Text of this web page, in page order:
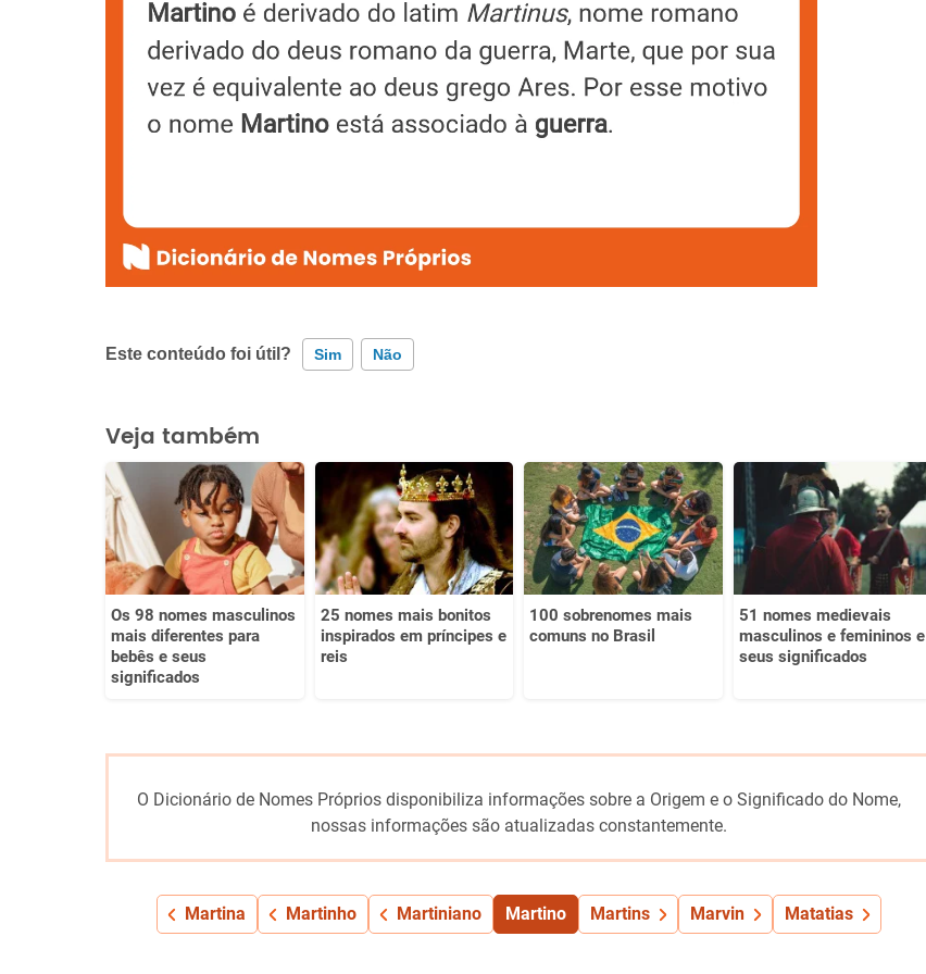
Este conteúdo foi útil? Sim Não
Este conteúdo contém informação incorreta
Este conteúdo não tem a informação que procuro
Outro
Veja também
Os 98 nomes masculinos
mais diferentes para
bebês e seus
significados
25 nomes mais bonitos
inspirados em príncipes e
reis
100 sobrenomes mais
comuns no Brasil
51 nomes medievais
masculinos e femininos e
seus significados
O Dicionário de Nomes Próprios disponibiliza informações sobre a Origem e o Significado do Nome,
nossas informações são atualizadas constantemente.
Martina Martinho Martiniano Martino Martins Marvin Matatias